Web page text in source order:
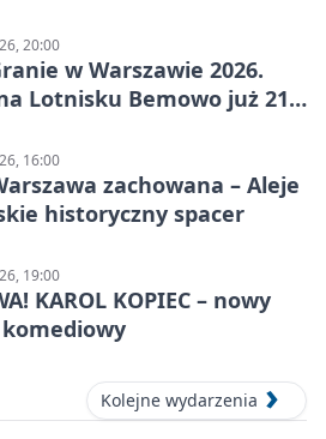
20:00
w Warszawie 2026.
Lotnisku Bemowo już 21
16:00
zachowana – Aleje
historyczny spacer
19:00
KAROL KOPIEC – nowy
Kolejne wydarzenia